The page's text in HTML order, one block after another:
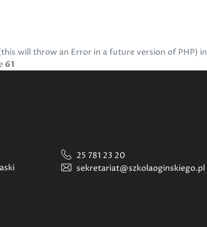
will throw an Error in a future version of PHP) in
61
25 781 23 20
sekretariat@szkolaoginskiego.pl